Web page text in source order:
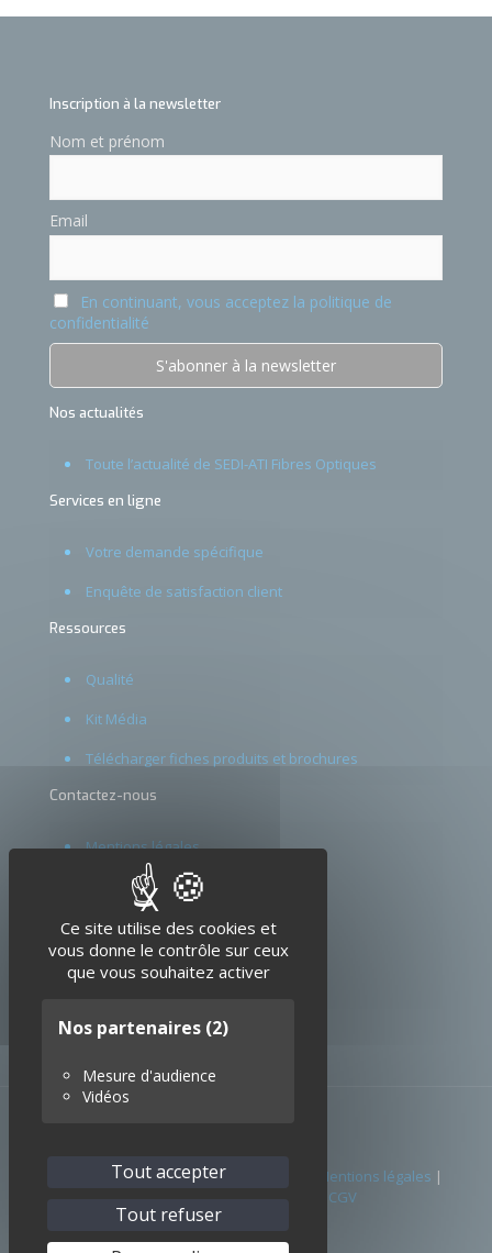
Ce site utilise des cookies et
vous donne le contrôle sur ceux
que vous souhaitez activer
Nos partenaires (2)
Mesure d'audience
Vidéos
Tout accepter
Tout refuser
XMasquer le bandeau
Inscription à la newsletter
Nom et prénom
Email
En continuant, vous acceptez la politique de
confidentialité
Nos actualités
Toute l’actualité de SEDI-ATI Fibres Optiques
Services en ligne
Votre demande spécifique
Enquête de satisfaction client
Ressources
Qualité
Kit Média
Télécharger fiches produits et brochures
Contactez-nous
Mentions légales
Glossaire
© 2026 SEDI-ATI. Tous droits réservés. | Mentions légales |
CGV